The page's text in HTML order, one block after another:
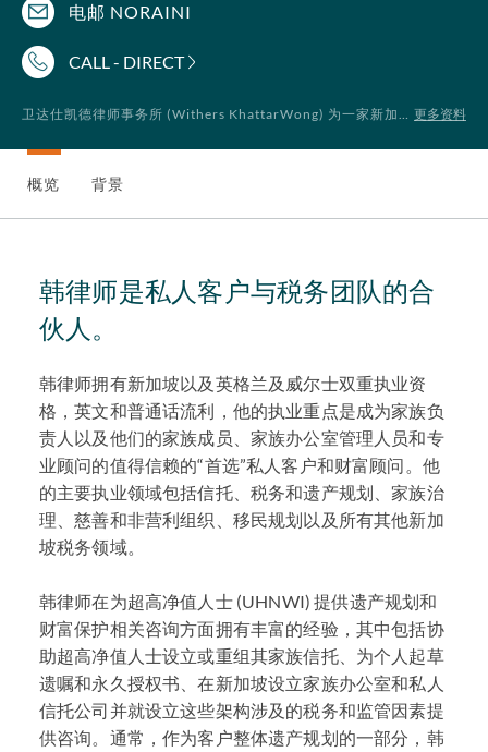
电邮 NORAINI
CALL - DIRECT
卫达仕凯德律师事务所 (Withers KhattarWong) 为一家新加坡律师事务所，附属于卫达仕 (Withers LLP) 更多资料
概览 背景
韩律师是私人客户与税务团队的合
伙人。
韩律师拥有新加坡以及英格兰及威尔士双重执业资
格，英文和普通话流利，他的执业重点是成为家族负
责人以及他们的家族成员、家族办公室管理人员和专
业顾问的值得信赖的“首选”私人客户和财富顾问。他
的主要执业领域包括信托、税务和遗产规划、家族治
理、慈善和非营利组织、移民规划以及所有其他新加
坡税务领域。
韩律师在为超高净值人士 (UHNWI) 提供遗产规划和
财富保护相关咨询方面拥有丰富的经验，其中包括协
助超高净值人士设立或重组其家族信托、为个人起草
遗嘱和永久授权书、在新加坡设立家族办公室和私人
信托公司并就设立这些架构涉及的税务和监管因素提
供咨询。通常，作为客户整体遗产规划的一部分，韩